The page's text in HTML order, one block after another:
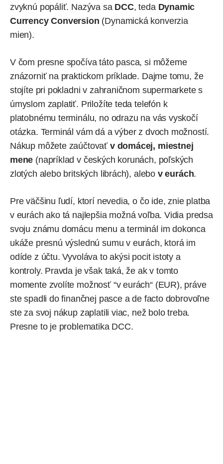
zvyknú popáliť. Nazýva sa DCC, teda Dynamic
Currency Conversion (Dynamická konverzia
mien).
V čom presne spočíva táto pasca, si môžeme
znázorniť na praktickom príklade. Dajme tomu, že
stojíte pri pokladni v zahraničnom supermarkete s
úmyslom zaplatiť. Priložíte teda telefón k
platobnému terminálu, no odrazu na vás vyskočí
otázka. Terminál vám dá a výber z dvoch možností.
Nákup môžete zaúčtovať v domácej, miestnej
mene (napríklad v českých korunách, poľských
zlotých alebo britských librách), alebo v eurách.
Pre väčšinu ľudí, ktorí nevedia, o čo ide, znie platba
v eurách ako tá najlepšia možná voľba. Vidia predsa
svoju známu domácu menu a terminál im dokonca
ukáže presnú výslednú sumu v eurách, ktorá im
odíde z účtu. Vyvoláva to akýsi pocit istoty a
kontroly. Pravda je však taká, že ak v tomto
momente zvolíte možnosť “v eurách“ (EUR), práve
ste spadli do finančnej pasce a de facto dobrovoľne
ste za svoj nákup zaplatili viac, než bolo treba.
Presne to je problematika DCC.